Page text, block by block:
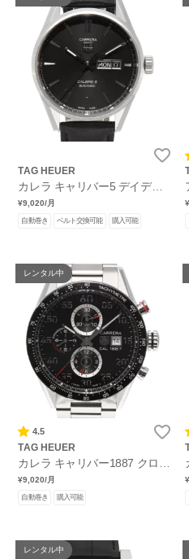
TAG HEUER
カレラ キャリバー5 デイデイ
ト
¥9,020/月
自動巻き ベルト交換可能 購入可能
レンタル中
4.5
TAG HEUER
カレラ キャリバー1887 クロノ
グラフ
¥9,020/月
自動巻き 購入可能
レンタル中